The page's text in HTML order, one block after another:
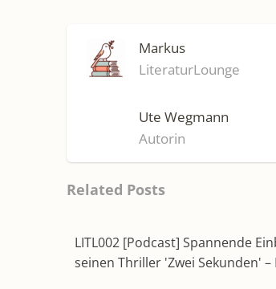
Markus
LiteraturLounge
Ute Wegmann
Autorin
Related Posts
LITL002 [Podcast] Spannende
seinen Thriller 'Zwei Sekunden' –